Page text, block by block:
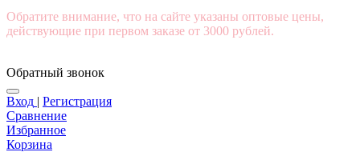
Обратите внимание, что на сайте указаны оптовые цены,
действующие при первом заказе от 3000 рублей.
Обратный звонок
Вход | Регистрация
Сравнение
Избранное
Корзина